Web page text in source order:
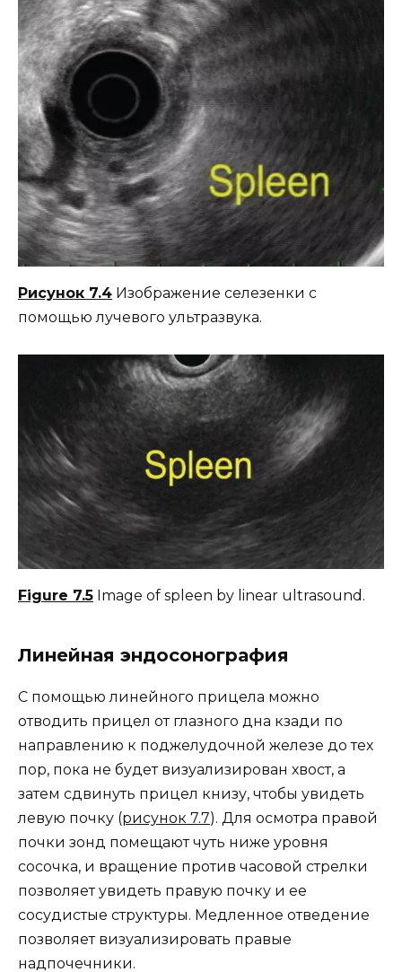
Рисунок 7.4 Изображение селезенки с
помощью лучевого ультразвука.
Figure 7.5 Image of spleen by linear ultrasound.
Линейная эндосонография
С помощью линейного прицела можно
отводить прицел от глазного дна кзади по
направлению к поджелудочной железе до тех
пор, пока не будет визуализирован хвост, а
затем сдвинуть прицел книзу, чтобы увидеть
левую почку (рисунок 7.7). Для осмотра правой
почки зонд помещают чуть ниже уровня
сосочка, и вращение против часовой стрелки
позволяет увидеть правую почку и ее
сосудистые структуры. Медленное отведение
позволяет визуализировать правые
надпочечники.